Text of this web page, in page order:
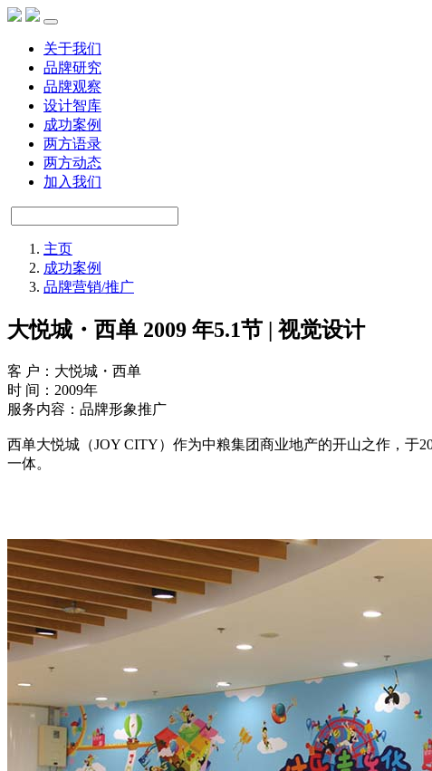
关于我们
品牌研究
品牌观察
设计智库
成功案例
两方语录
两方动态
加入我们
主页
成功案例
品牌营销/推广
大悦城・西单 2009 年5.1节 | 视觉设计
客 户：大悦城・西单
时 间：2009年
服务内容：品牌形象推广
西单大悦城（JOY CITY）作为中粮集团商业地产的开山之作，于
一体。